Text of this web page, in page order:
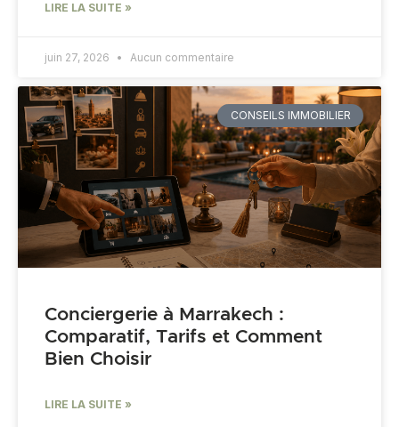
LIRE LA SUITE »
juin 27, 2026 Aucun commentaire
CONSEILS IMMOBILIER
Conciergerie à Marrakech :
Comparatif, Tarifs et Comment
Bien Choisir
LIRE LA SUITE »